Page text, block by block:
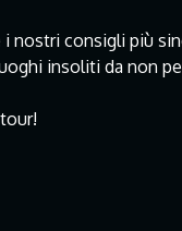
nostri consigli più
insoliti da non